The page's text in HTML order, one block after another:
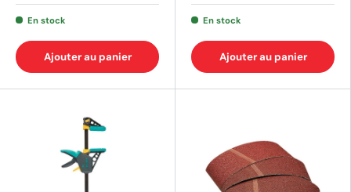
En stock
Ajouter au panier
En stock
Ajouter au panier